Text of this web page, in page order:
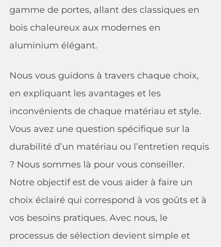
gamme de portes, allant des classiques en
bois chaleureux aux modernes en
aluminium élégant.
Nous vous guidons à travers chaque choix,
en expliquant les avantages et les
inconvénients de chaque matériau et style.
Vous avez une question spécifique sur la
durabilité d’un matériau ou l’entretien requis
? Nous sommes là pour vous conseiller.
Notre objectif est de vous aider à faire un
choix éclairé qui correspond à vos goûts et à
vos besoins pratiques. Avec nous, le
processus de sélection devient simple et